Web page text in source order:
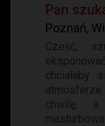
Pan
Poznań,
Cześć,
chciałaby
chwilę,